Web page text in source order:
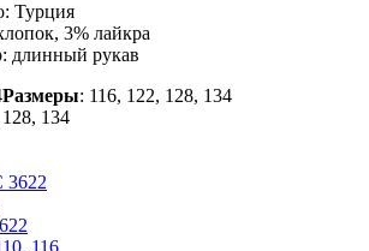
Турция
3% лайкра
длинный рукав
Размеры: 116, 122, 128, 134
134